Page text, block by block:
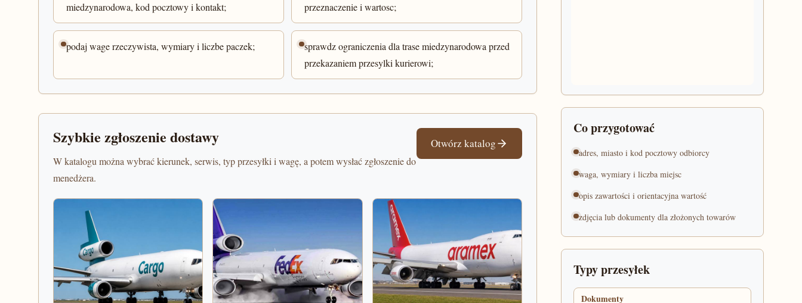
miedzynarodowa, kod pocztowy i kontakt;
przeznaczenie i wartosc;
podaj wage rzeczywista, wymiary i liczbe paczek;
sprawdz ograniczenia dla trase miedzynarodowa przed
przekazaniem przesylki kurierowi;
Szybkie zgłoszenie dostawy
W katalogu można wybrać kierunek, serwis, typ przesyłki i wagę, a potem wysłać zgłoszenie do
menedżera.
Otwórz katalog
Co przygotować
adres, miasto i kod pocztowy odbiorcy
waga, wymiary i liczba miejsc
opis zawartości i orientacyjna wartość
zdjęcia lub dokumenty dla złożonych towarów
Typy przesyłek
Dokumenty